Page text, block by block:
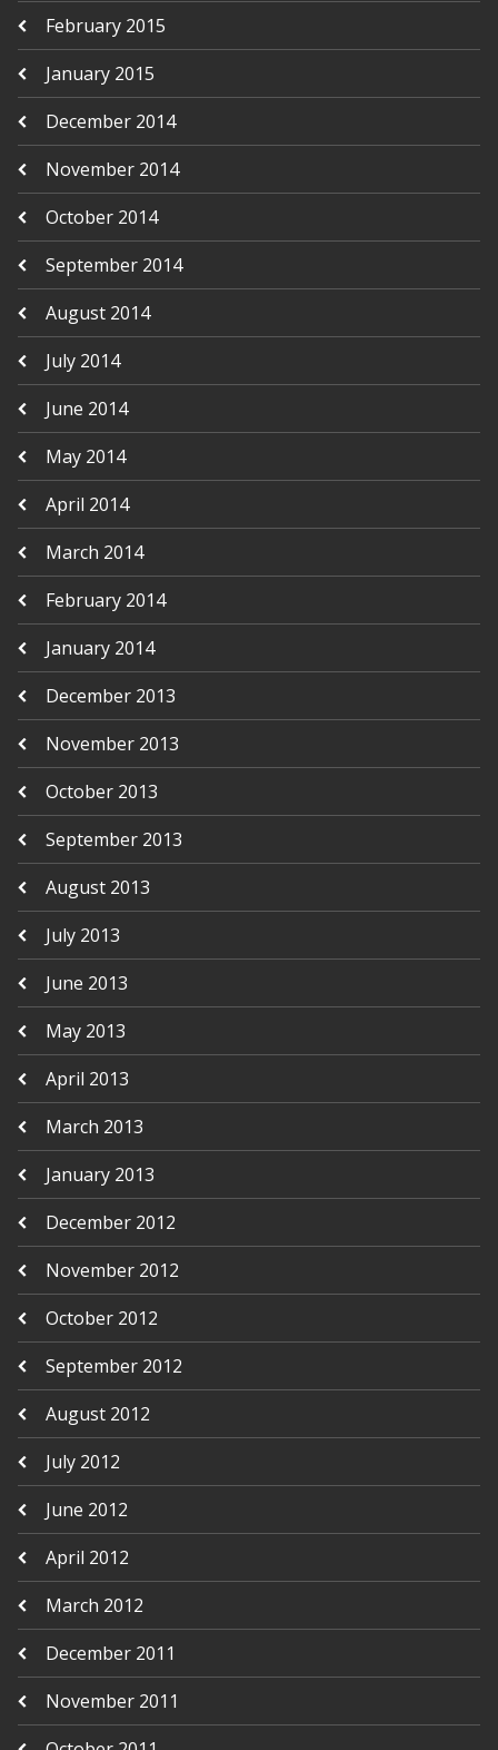
February 2015
January 2015
December 2014
November 2014
October 2014
September 2014
August 2014
July 2014
June 2014
May 2014
April 2014
March 2014
February 2014
January 2014
December 2013
November 2013
October 2013
September 2013
August 2013
July 2013
June 2013
May 2013
April 2013
March 2013
January 2013
December 2012
November 2012
October 2012
September 2012
August 2012
July 2012
June 2012
April 2012
March 2012
December 2011
November 2011